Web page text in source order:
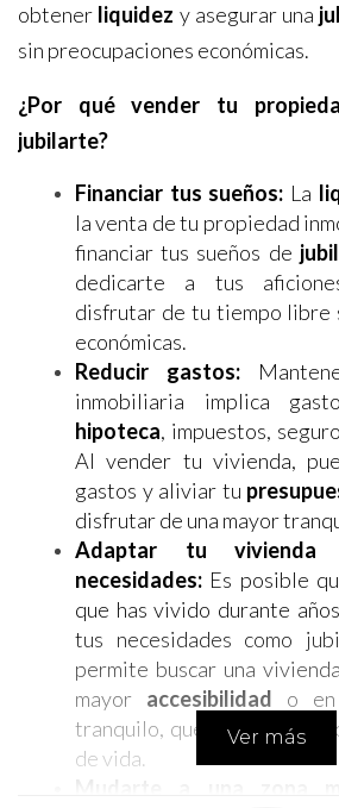
obtener liquidez y asegurar una
sin preocupaciones económicas.
¿Por qué vender tu
jubilarte?
Financiar tus sueños: La
la venta de tu propiedad
financiar tus sueños de
dedicarte a tus
disfrutar de tu tiempo libre
económicas.
Reducir gastos:
inmobiliaria implica
hipoteca, impuestos,
Al vender tu vivienda,
gastos y aliviar tu
disfrutar de una mayor
Adaptar tu
necesidades: Es posible
que has vivido durante
tus necesidades como
permite buscar una
mayor accesibilidad o
tranquilo, que se ajuste
de vida.
Ver más